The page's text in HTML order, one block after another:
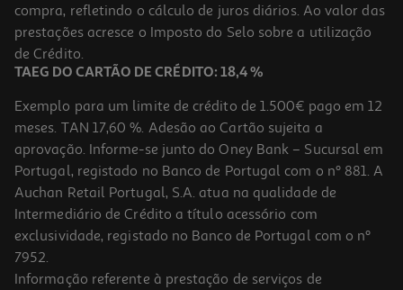
19.71 €/un
21,90 € PVP de editor
19,71 €
-10%
compra, refletindo o cálculo de juros diários. Ao valor das
prestações acresce o Imposto do Selo sobre a utilização
de Crédito.
TAEG DO CARTÃO DE CRÉDITO: 18,4 %
Exemplo para um limite de crédito de 1.500€ pago em 12
meses. TAN 17,60 %. Adesão ao Cartão sujeita a
aprovação. Informe-se junto do Oney Bank – Sucursal em
Portugal, registado no Banco de Portugal com o nº 881. A
Auchan Retail Portugal, S.A. atua na qualidade de
Intermediário de Crédito a título acessório com
exclusividade, registado no Banco de Portugal com o nº
7952.
Informação referente à prestação de serviços de